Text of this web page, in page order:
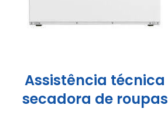
Assistência técnica
secadora de roupas